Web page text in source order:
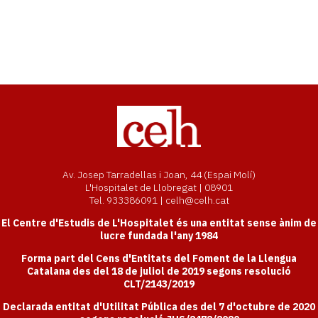
Av. Josep Tarradellas i Joan, 44 (Espai Molí)
L'Hospitalet de Llobregat | 08901
Tel. 933386091 | celh@celh.cat
El Centre d'Estudis de L'Hospitalet és una entitat sense ànim de
lucre fundada l'any 1984
Forma part del Cens d'Entitats del Foment de la Llengua
Catalana des del 18 de juliol de 2019 segons resolució
CLT/2143/2019
Declarada entitat d'Utilitat Pública des del 7 d'octubre de 2020